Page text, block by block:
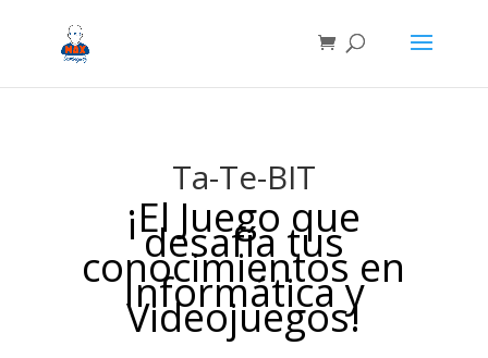
Ta-Te-BIT
¡El Juego que
desafía tus
conocimientos en
Informática y
Videojuegos!